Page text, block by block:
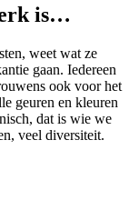
is…
weet wat ze
gaan. Iedereen
ook voor het
geuren en kleuren
dat is wie we
veel diversiteit.